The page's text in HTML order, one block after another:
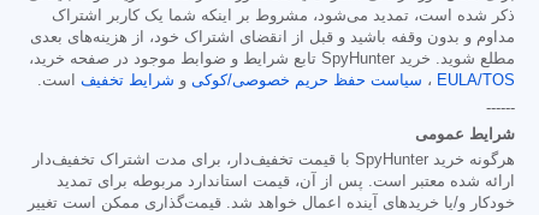
ذکر شده است، تمدید می‌شود، مشروط بر اینکه شما یک کاربر اشتراک
مداوم و بدون وقفه باشید و قبل از انقضای اشتراک خود، از هزینه‌های بعدی
مطلع شوید. خرید SpyHunter تابع شرایط و ضوابط موجود در صفحه خرید،
EULA/TOS ، سیاست حفظ حریم خصوصی/کوکی و شرایط تخفیف است.
------
شرایط عمومی
هرگونه خرید SpyHunter با قیمت تخفیف‌دار، برای مدت اشتراک تخفیف‌دار
ارائه شده معتبر است. پس از آن، قیمت استاندارد مربوطه برای تمدید
خودکار و/یا خریدهای آینده اعمال خواهد شد. قیمت‌گذاری ممکن است تغییر